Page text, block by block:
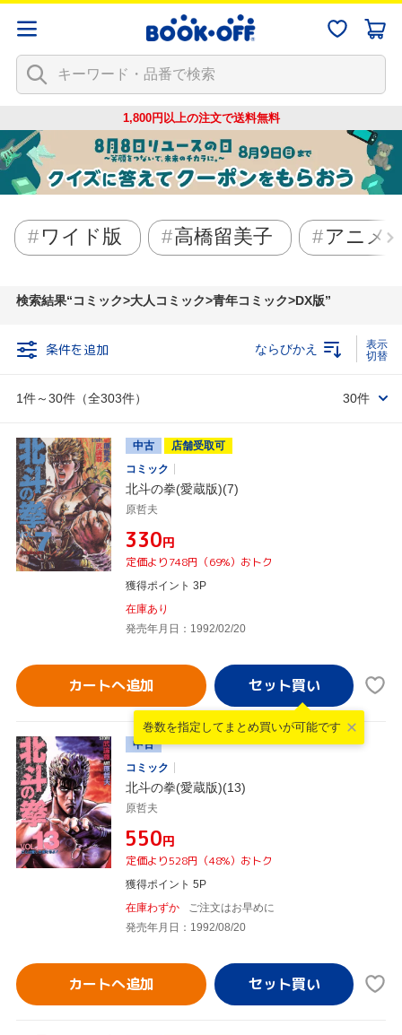
1,800円以上の注文で送料無料
ワイド版 高橋留美子 アニメ
検索結果 コミック>大人コミック>青年コミック>DX版
条件を追加
1件～30件（全303件）
ならびかえ
30件
中古
店舗受取可
コミック
北斗の拳(愛蔵版)(7)
原哲夫
¥330円
定価より748円（69%）おトク
獲得ポイント 3P
在庫あり
発売年月日：1992/02/20
カートへ追加
巻数を指定して まとめ買いが可能です
中古
コミック
北斗の拳(愛蔵版)(13)
原哲夫
¥550円
定価より528円（48%）おトク
獲得ポイント 5P
在庫わずか
ご注文はお早めに
発売年月日：1992/08/20
カートへ追加